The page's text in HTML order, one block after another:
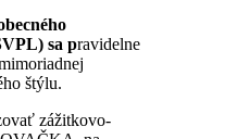
sa pravidelne
štýlu.
zážitkovo-